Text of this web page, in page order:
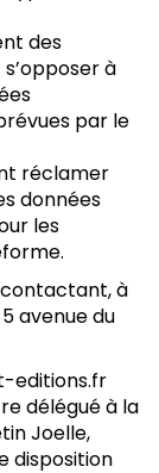
des
à
par le
réclamer
données
les
à
5 avenue du
editions.fr
délégué à la
Joelle,
disposition